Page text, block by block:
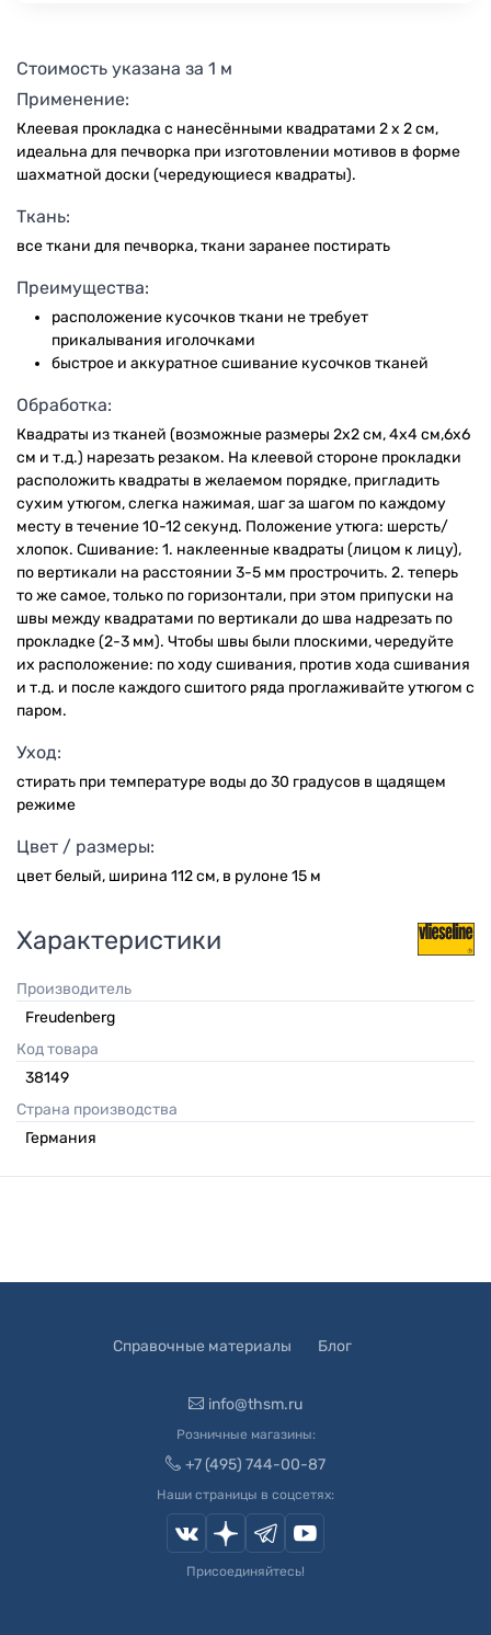
Стоимость указана за 1 м
Применение:
Клеевая прокладка с нанесёнными квадратами 2 х 2 см,
идеальна для печворка при изготовлении мотивов в форме
шахматной доски (чередующиеся квадраты).
Ткань:
все ткани для печворка, ткани заранее постирать
Преимущества:
расположение кусочков ткани не требует
прикалывания иголочками
быстрое и аккуратное сшивание кусочков тканей
Обработка:
Квадраты из тканей (возможные размеры 2х2 см, 4х4 см,6х6
см и т.д.) нарезать резаком. На клеевой стороне прокладки
расположить квадраты в желаемом порядке, пригладить
сухим утюгом, слегка нажимая, шаг за шагом по каждому
месту в течение 10-12 секунд. Положение утюга: шерсть/
хлопок. Сшивание: 1. наклеенные квадраты (лицом к лицу),
по вертикали на расстоянии 3-5 мм прострочить. 2. теперь
то же самое, только по горизонтали, при этом припуски на
швы между квадратами по вертикали до шва надрезать по
прокладке (2-3 мм). Чтобы швы были плоскими, чередуйте
их расположение: по ходу сшивания, против хода сшивания
и т.д. и после каждого сшитого ряда проглаживайте утюгом с
паром.
Уход:
стирать при температуре воды до 30 градусов в щадящем
режиме
Цвет / размеры:
цвет белый, ширина 112 см, в рулоне 15 м
Характеристики
Производитель
Freudenberg
Код товара
38149
Страна производства
Германия
Справочные материалы Блог
info@thsm.ru
Розничные магазины:
+7 (495) 744-00-87
Наши страницы в соцсетях:
Присоединяйтесь!